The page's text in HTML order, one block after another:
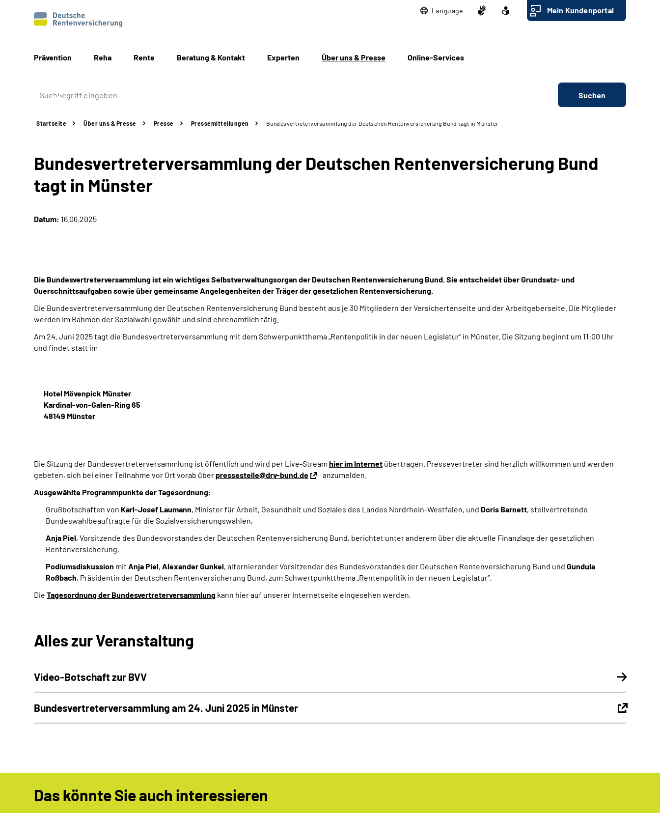
Language Mein Kundenportal
Prävention Reha Rente Beratung & Kontakt Experten Über uns & Presse Online-Services
Suchen
Startseite Über uns & Presse Presse Pressemitteilungen Bundesvertreterversammlung der Deutschen Rentenversicherung Bund tagt in Münster
Bundesvertreterversammlung der Deutschen Rentenversicherung Bund
tagt in Münster
Datum: 16.06.2025
Die Bundesvertreterversammlung ist ein wichtiges Selbstverwaltungsorgan der Deutschen Rentenversicherung Bund. Sie entscheidet über Grundsatz- und
Querschnittsaufgaben sowie über gemeinsame Angelegenheiten der Träger der gesetzlichen Rentenversicherung.
Die Bundesvertreterversammlung der Deutschen Rentenversicherung Bund besteht aus je 30 Mitgliedern der Versichertenseite und der Arbeitgeberseite. Die Mitglieder
werden im Rahmen der Sozialwahl gewählt und sind ehrenamtlich tätig.
Am 24. Juni 2025 tagt die Bundesvertreterversammlung mit dem Schwerpunktthema „Rentenpolitik in der neuen Legislatur“ in Münster. Die Sitzung beginnt um 11:00 Uhr
und findet statt im
Hotel Mövenpick Münster
Kardinal-von-Galen-Ring 65
48149 Münster
Die Sitzung der Bundesvertreterversammlung ist öffentlich und wird per Live-Stream hier im Internet übertragen. Pressevertreter sind herzlich willkommen und werden
gebeten, sich bei einer Teilnahme vor Ort vorab überpressestelle@drv-bund.de
anzumelden.
Ausgewählte Programmpunkte der Tagesordnung:
Grußbotschaften von Karl-Josef Laumann, Minister für Arbeit, Gesundheit und Soziales des Landes Nordrhein-Westfalen, und Doris Barnett, stellvertretende
Bundeswahlbeauftragte für die Sozialversicherungswahlen,
Anja Piel, Vorsitzende des Bundesvorstandes der Deutschen Rentenversicherung Bund, berichtet unter anderem über die aktuelle Finanzlage der gesetzlichen
Rentenversicherung,
Podiumsdiskussion mit Anja Piel, Alexander Gunkel, alternierender Vorsitzender des Bundesvorstandes der Deutschen Rentenversicherung Bund und Gundula
Roßbach, Präsidentin der Deutschen Rentenversicherung Bund, zum Schwertpunktthema „Rentenpolitik in der neuen Legislatur“.
Die Tagesordnung der Bundesvertreterversammlung kann hier auf unserer Internetseite eingesehen werden.
Alles zur Veranstaltung
Video-Botschaft zur BVV
Bundesvertreterversammlung am 24. Juni 2025 in Münster
Das könnte Sie auch interessieren